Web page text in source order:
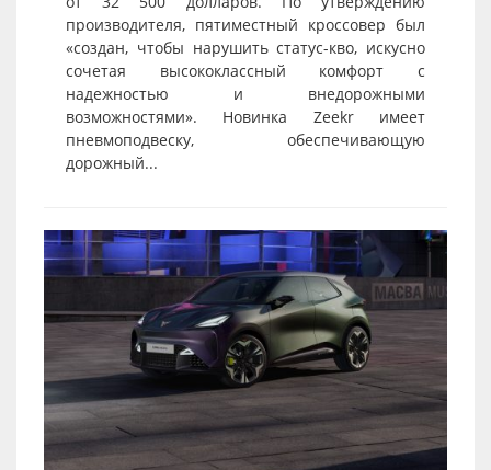
производителя, пятиместный кроссовер был
«создан, чтобы нарушить статус-кво, искусно
сочетая высококлассный комфорт с
надежностью и внедорожными
возможностями». Новинка Zeekr имеет
пневмоподвеску, обеспечивающую
дорожный...